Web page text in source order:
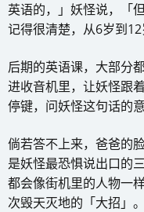
英语的，」妖怪说，「
记得很清楚，从6岁到12
后期的英语课，大部分
进收音机里，让妖怪跟
停键，问妖怪这句话的意
倘若答不上来，爸爸的
是妖怪最恐惧说出口的
都会像街机里的人物一
次毁天灭地的「大招」。